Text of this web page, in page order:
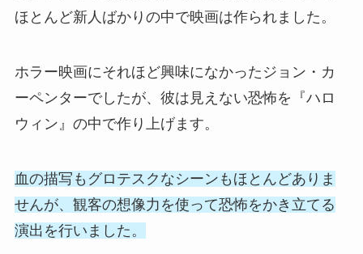
ほとんど新人ばかりの中で映画は作られました。
ホラー映画にそれほど興味になかったジョン・カ
ーペンターでしたが、彼は見えない恐怖を『ハロ
ウィン』の中で作り上げます。
血の描写もグロテスクなシーンもほとんどありま
せんが、観客の想像力を使って恐怖をかき立てる
演出を行いました。